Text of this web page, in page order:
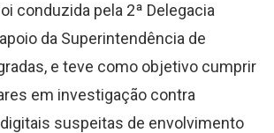
conduzida pela 2ª Delegacia
da Superintendência de
e teve como objetivo cumprir
em investigação contra
suspeitas de envolvimento